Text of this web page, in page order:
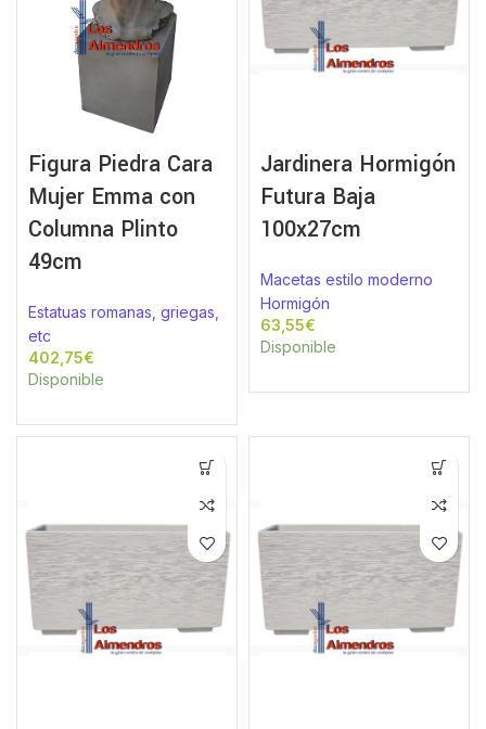
Figura Piedra Cara
Mujer Emma con
Columna Plinto
49cm
Estatuas romanas, griegas,
etc
€
Disponible
Jardinera Hormigón
Futura Baja
100x27cm
Macetas estilo moderno
Hormigón
€
Disponible